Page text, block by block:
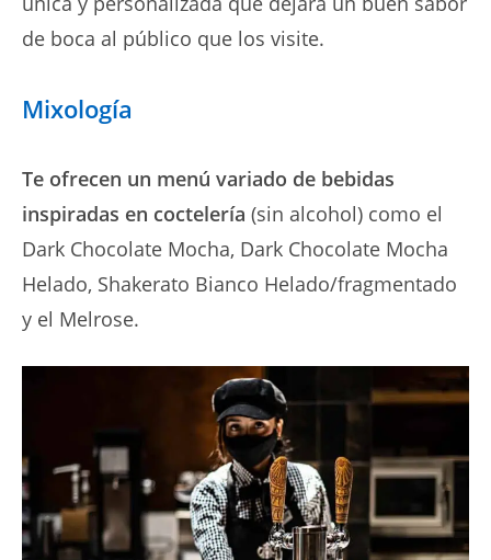
de boca al público que los visite.
Mixología
Te ofrecen un menú variado de bebidas
inspiradas en coctelería (sin alcohol) como el
Dark Chocolate Mocha, Dark Chocolate Mocha
Helado, Shakerato Bianco Helado/fragmentado
y el Melrose.